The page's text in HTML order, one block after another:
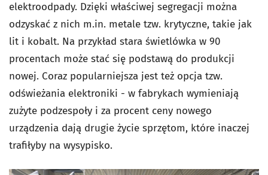
elektroodpady. Dzięki właściwej segregacji można
odzyskać z nich m.in. metale tzw. krytyczne, takie jak
lit i kobalt. Na przykład stara świetlówka w 90
procentach może stać się podstawą do produkcji
nowej. Coraz popularniejsza jest też opcja tzw.
odświeżania elektroniki - w fabrykach wymieniają
zużyte podzespoły i za procent ceny nowego
urządzenia dają drugie życie sprzętom, które inaczej
trafiłyby na wysypisko.